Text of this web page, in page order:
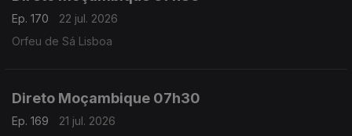
Ep. 170
22 jul. 2026
Orfeu de Sá Lisboa
Direto Moçambique 07h30
Ep. 169
21 jul. 2026